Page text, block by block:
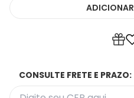
ADICIONAR
CONSULTE FRETE E PRAZO: